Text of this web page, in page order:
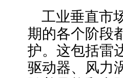
工业垂直市
期的各个阶段
护。这包括雷
驱动器、风力